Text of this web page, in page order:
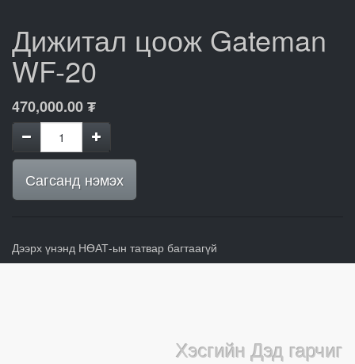
Дижитал цоож Gateman
WF-20
470,000.00₮
Сагсанд нэмэх
Дээрх үнэнд НӨАТ-ын татвар багтаагүй
Хэсгийн Дэд гарчиг